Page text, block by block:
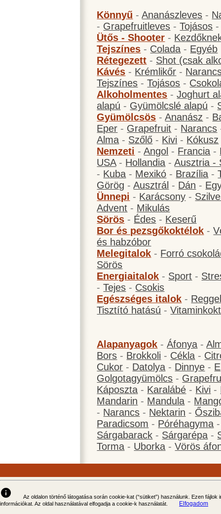
Könnyű -Ananászleves -
- Grapefruitleves -Tojásos
Ütős - Shooter -
Tejszínes - Colada - Egyéb
Rétegezett - Shot (csak
Kávés - Krémlikőr -
Tejszínes -Tojásos -
Alkoholmentes -Joghurt
alapú - Gyümölcslé alapú -
Gyümölcsös -Ananász -
Eper - Grapefruit - Narancs
Alma - Szőlő - Kivi - Kókusz
Nemzeti -Angol - Francia -
USA- Hollandia -Ausztria -
- Kuba - Mexikó - Brazília -
Görög -Ausztrál - Dán -
Ünnepi - Karácsony -
Advent - Mikulás
Sörös - Édes - Keserű
Bor és pezsgőkoktélok -
és habzóbor
Melegitalok - Forró
Sörös
Energiaitalok - Sport -
-Tejes - Csokis
Egészséges italok -
Tisztító hatású -
Alapanyagok -Áfonya -
Bors - Brokkoli - Cékla -
Cukor - Datolya - Dinnye -
Golgotagyümölcs -
Káposzta - Karalábé - Kivi -
Mandarin - Mandula -
- Narancs - Nektarin -
Paradicsom - Póréhagyma
Sárgabarack - Sárgarépa -
Torma - Uborka -Vörös
info
Az oldalon történő látogatása során cookie-kat (“sütiket”) használunk. Ezen
információkat. Az oldal használatával elfogadja a cookie-k használatát.
Elfogadom